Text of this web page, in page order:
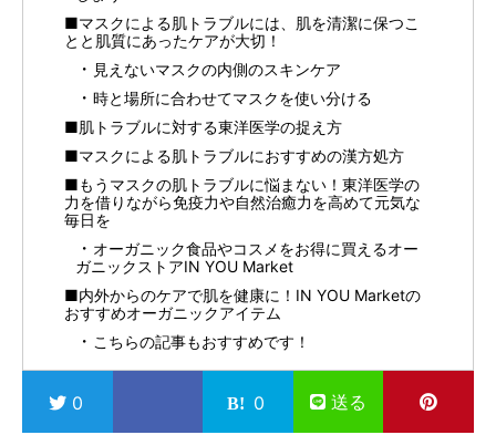
■マスクによる肌トラブルには、肌を清潔に保つこ
とと肌質にあったケアが大切！
見えないマスクの内側のスキンケア
時と場所に合わせてマスクを使い分ける
■肌トラブルに対する東洋医学の捉え方
■マスクによる肌トラブルにおすすめの漢方処方
■もうマスクの肌トラブルに悩まない！東洋医学の
力を借りながら免疫力や自然治癒力を高めて元気な
毎日を
オーガニック食品やコスメをお得に買えるオー
ガニックストアIN YOU Market
■内外からのケアで肌を健康に！IN YOU Marketの
おすすめオーガニックアイテム
こちらの記事もおすすめです！
0 0 送る